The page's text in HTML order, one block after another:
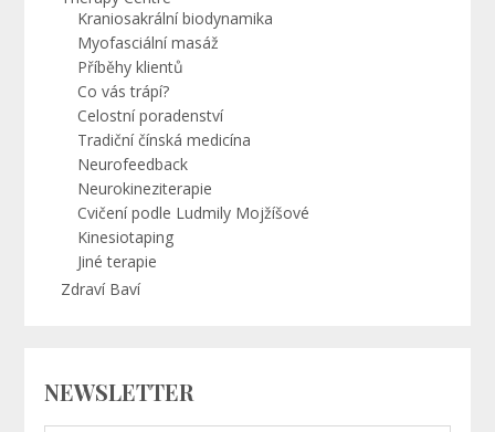
Kraniosakrální biodynamika
Myofasciální masáž
Příběhy klientů
Co vás trápí?
Celostní poradenství
Tradiční čínská medicína
Neurofeedback
Neurokineziterapie
Cvičení podle Ludmily Mojžíšové
Kinesiotaping
Jiné terapie
Zdraví Baví
NEWSLETTER